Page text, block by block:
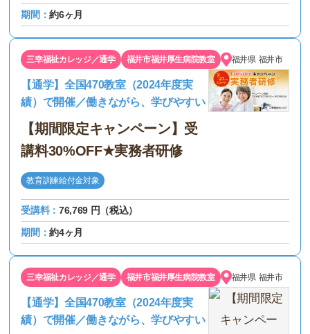
期間：約6ヶ月
三幸福祉カレッジ／通学 福井市福井厚生病院教室 福井県 福井市
【通学】全国470教室（2024年度実
績）で開催／働きながら、学びやすい
【期間限定キャンペーン】受
講料30%OFF★実務者研修
教育訓練給付金対象
受講料：76,769 円（税込）
期間：約4ヶ月
三幸福祉カレッジ／通学 福井市福井厚生病院教室 福井県 福井市
【通学】全国470教室（2024年度実
績）で開催／働きながら、学びやすい